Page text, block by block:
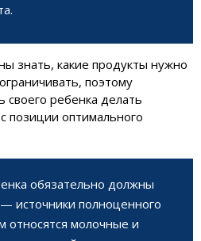
знать, какие продукты нужно
поэтому
ребенка делать
позиции оптимального
обязательно должны
источники полноценного
относятся молочные и